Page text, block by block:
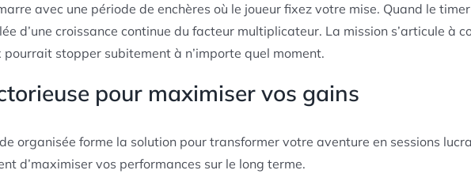
avec une période de enchères où le joueur fixez votre mise. Quand le
d’une croissance continue du facteur multiplicateur. La mission s’articule à
stopper subitement à n’importe quel moment.
pour maximiser vos gains
organisée forme la solution pour transformer votre aventure en sessions
d’maximiser vos performances sur le long terme.